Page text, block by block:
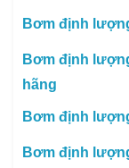
Bơm định
Bơm định
hãng
Bơm định
Bơm định